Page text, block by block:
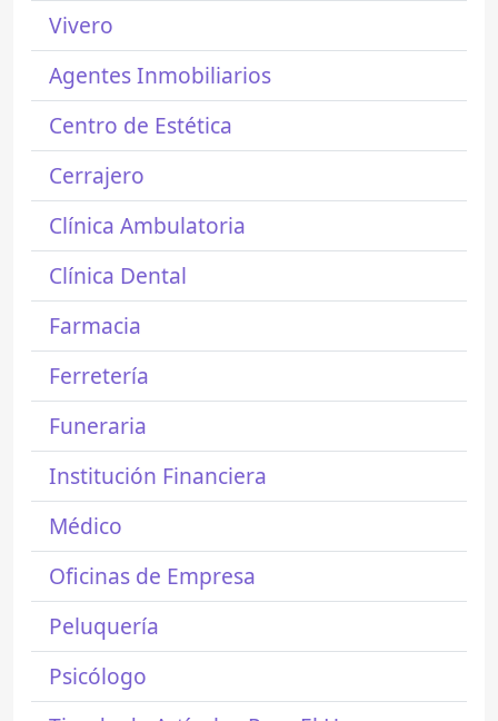
Vivero
Agentes Inmobiliarios
Centro de Estética
Cerrajero
Clínica Ambulatoria
Clínica Dental
Farmacia
Ferretería
Funeraria
Institución Financiera
Médico
Oficinas de Empresa
Peluquería
Psicólogo